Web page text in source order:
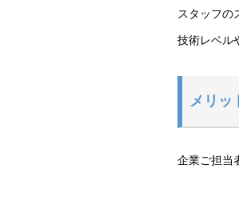
スタッフの
技術レベル
メリッ
企業ご担当